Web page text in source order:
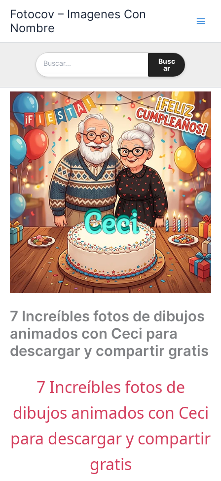
contenido
Fotocov – Imagenes Con
Nombre
Busc
ar
7 Increíbles fotos de dibujos
animados con Ceci para
descargar y compartir gratis
7 Increíbles fotos de
dibujos animados con Ceci
para descargar y compartir
gratis